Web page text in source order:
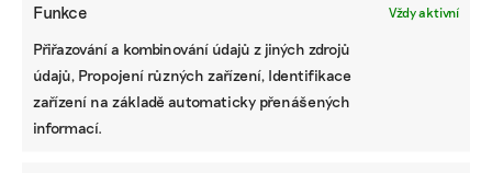
Funkce Vždy aktivní
Přiřazování a kombinování údajů z jiných zdrojů
údajů, Propojení různých zařízení, Identifikace
zařízení na základě automaticky přenášených
informací.